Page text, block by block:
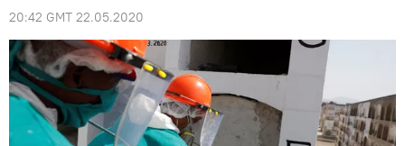
20:42 GMT 22.05.2020